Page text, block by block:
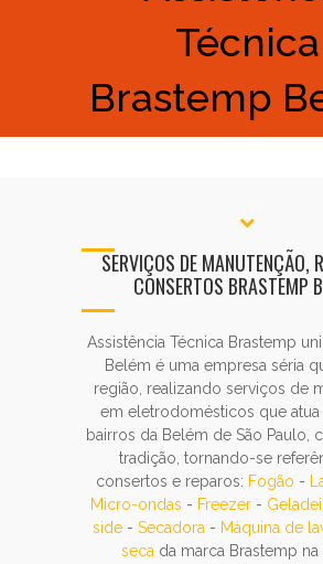
Técnica
Brastemp
SERVIÇOS DE MANUTENÇÃO,
CONSERTOS BRASTEMP
Assistência Técnica Brastemp
Belém é uma empresa séria
região, realizando serviços de
em eletrodomésticos que atua
bairros da Belém de São Paulo,
tradição, tornando-se
consertos e reparos: Fogão -
Micro-ondas - Freezer-
side - Secadora - Máquina de
seca da marca Brastemp